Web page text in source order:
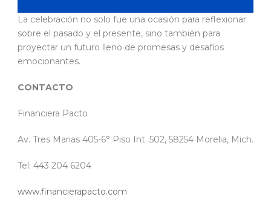
La celebración no solo fue una ocasión para reflexionar
sobre el pasado y el presente, sino también para
proyectar un futuro lleno de promesas y desafíos
emocionantes.
CONTACTO
Financiera Pacto
Av. Tres Marias 405-6° Piso Int. 502, 58254 Morelia, Mich.
Tel: 443 204 6204
www.financierapacto.com